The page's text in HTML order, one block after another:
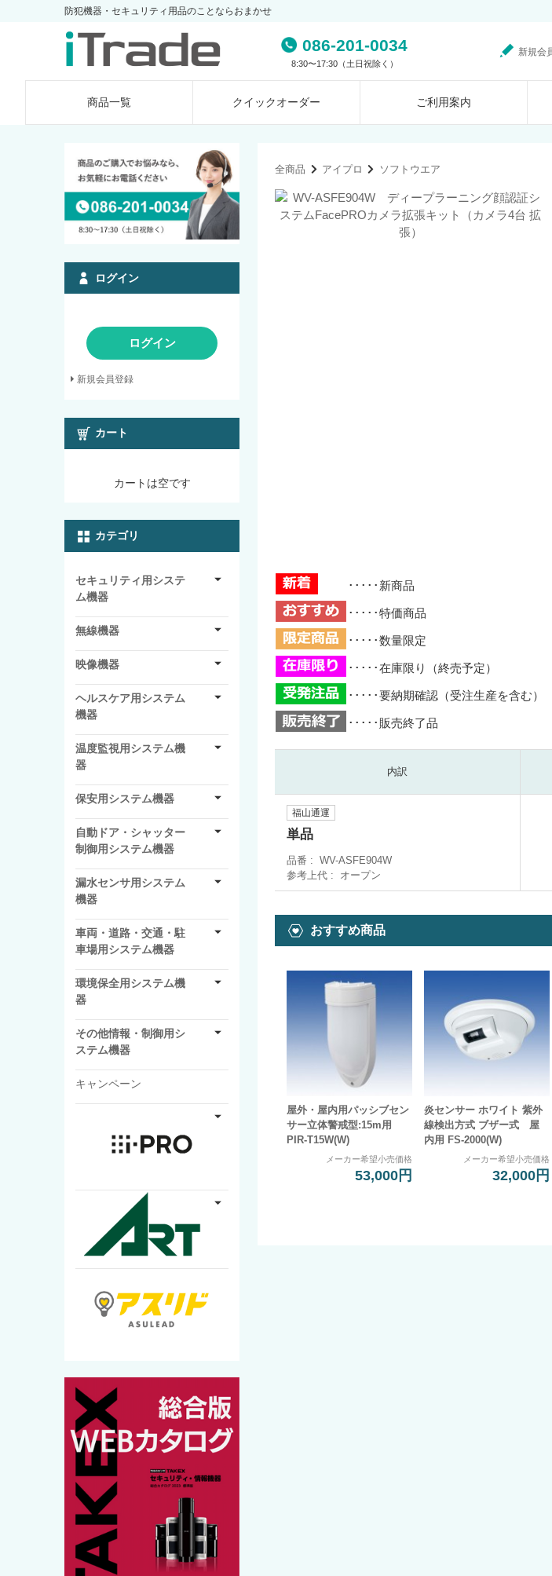
防犯機器・セキュリティ用品のことならおまかせ
086-201-0034
8:30〜17:30（土日祝除く）
新規会
商品一覧 クイックオーダー ご利用案内
全商品 アイプロ ソフトウエア
･････新商品
･････特価商品
･････数量限定
･････在庫限り（終売予定）
･････要納期確認（受注生産を含む）
･････販売終了品
内訳
福山通運
単品
品番
WV-ASFE904W
参考上代
オープン
おすすめ商品
屋外・屋内用パッシブセン
サー立体警戒型:15m用
PIR-T15W(W)
メーカー希望小売価格
53,000円
炎センサー ホワイト 紫外
線検出方式 ブザー式 屋
内用 FS-2000(W)
メーカー希望小売価格
32,000円
ログイン
ログイン
新規会員登録
カート
カートは空です
カテゴリ
セキュリティ用システ
ム機器
無線機器
映像機器
ヘルスケア用システム
機器
温度監視用システム機
器
保安用システム機器
自動ドア・シャッター
制御用システム機器
漏水センサ用システム
機器
車両・道路・交通・駐
車場用システム機器
環境保全用システム機
器
その他情報・制御用シ
ステム機器
キャンペーン